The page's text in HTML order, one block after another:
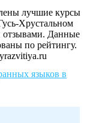
лучшие курсы
Хрустальном
отзывами. Данные
по рейтингу.
языков в